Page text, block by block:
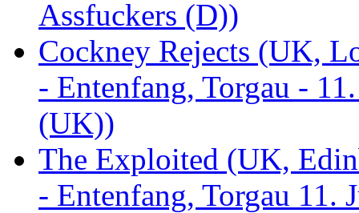
Assfuckers (D))
Cockney Rejects (UK,
- Entenfang, Torgau -
(UK))
The Exploited (UK,
- Entenfang, Torgau